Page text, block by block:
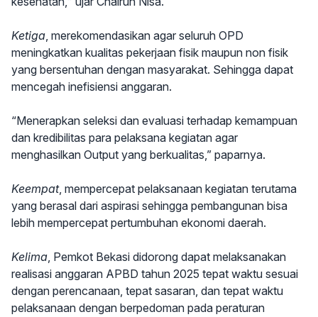
Ketiga, merekomendasikan agar seluruh OPD
meningkatkan kualitas pekerjaan fisik maupun non fisik
yang bersentuhan dengan masyarakat. Sehingga dapat
mencegah inefisiensi anggaran.
“Menerapkan seleksi dan evaluasi terhadap kemampuan
dan kredibilitas para pelaksana kegiatan agar
menghasilkan Output yang berkualitas,” paparnya.
Keempat, mempercepat pelaksanaan kegiatan terutama
yang berasal dari aspirasi sehingga pembangunan bisa
lebih mempercepat pertumbuhan ekonomi daerah.
Kelima, Pemkot Bekasi didorong dapat melaksanakan
realisasi anggaran APBD tahun 2025 tepat waktu sesuai
dengan perencanaan, tepat sasaran, dan tepat waktu
pelaksanaan dengan berpedoman pada peraturan